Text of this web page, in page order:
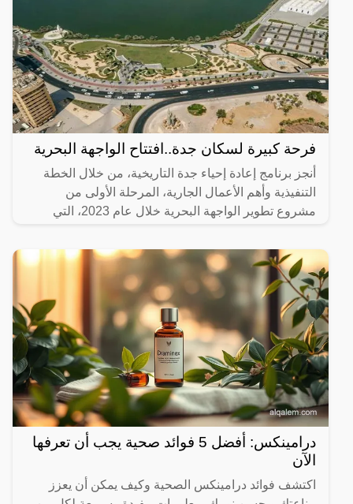
فرحة كبيرة لسكان جدة..افتتاح الواجهة البحرية
أنجز برنامج إعادة إحياء جدة التاريخية، من خلال الخطة
التنفيذية وأهم الأعمال الجارية، المرحلة الأولى من
مشروع تطوير الواجهة البحرية خلال عام 2023، التي
درامينكس: أفضل 5 فوائد صحية يجب أن تعرفها
الآن
اكتشف فوائد درامينكس الصحية وكيف يمكن أن يعزز